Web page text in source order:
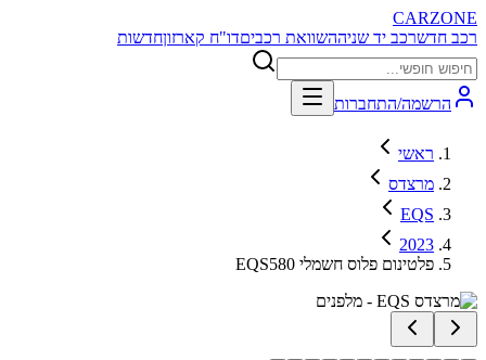
CARZONE
רכב חדשרכב יד שניההשוואת רכביםדו"ח קארזוןחדשות
הרשמה/התחברות
ראשי
מרצדס
EQS
2023
EQS580 פלטינום פלוס חשמלי